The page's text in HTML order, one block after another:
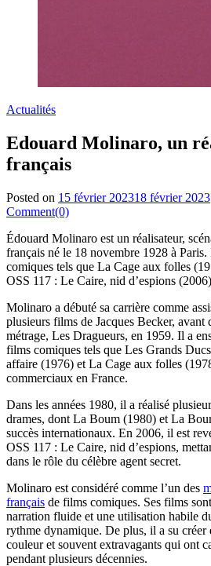
Actualités
Edouard Molinaro, un
français
Posted on 15 février 202318 février 2023
Comment(0)
Édouard Molinaro est un réalisateur,
français né le 18 novembre 1928 à
comiques tels que La Cage aux folles
OSS 117 : Le Caire, nid d’espions
Molinaro a débuté sa carrière comme
plusieurs films de Jacques Becker, avant
métrage, Les Dragueurs, en 1959. Il a
films comiques tels que Les Grands
affaire (1976) et La Cage aux folles
commerciaux en France.
Dans les années 1980, il a réalisé
drames, dont La Boum (1980) et La
succès internationaux. En 2006, il est
OSS 117 : Le Caire, nid d’espions,
dans le rôle du célèbre agent secret.
Molinaro est considéré comme l’un des
français de films comiques. Ses films
narration fluide et une utilisation habile
rythme dynamique. De plus, il a su créer
couleur et souvent extravagants qui ont
pendant plusieurs décennies.